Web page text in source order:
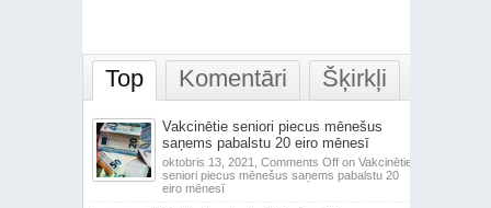
Top Komentāri Šķirkļi
Vakcinētie seniori piecus mēnešus
saņems pabalstu 20 eiro mēnesī
oktobris 13, 2021, Comments Offon Vakcinētie
seniori piecus mēnešus saņems pabalstu 20
eiro mēnesī